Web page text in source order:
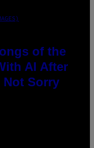
of the
AI After
Sorry